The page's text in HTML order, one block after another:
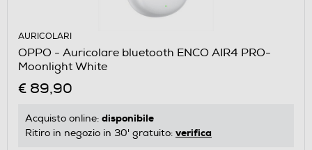
AURICOLARI
OPPO - Auricolare bluetooth ENCO AIR4 PRO-
Moonlight White
€ 89,90
Acquisto online: disponibile
Ritiro in negozio in 30' gratuito: verifica